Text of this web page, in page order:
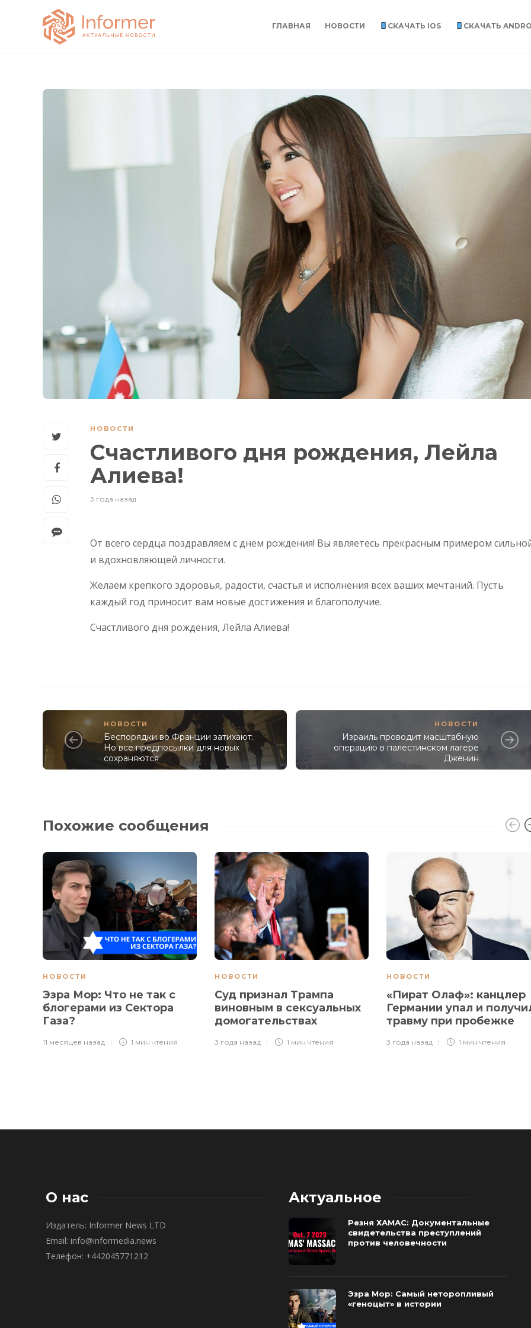
ГЛАВНАЯ НОВОСТИ СКАЧАТЬ IOS СКАЧАТЬ
НОВОСТИ
Счастливого дня рождения, Лейла
Алиева!
3 года назад
От всего сердца поздравляем с днем рождения! Вы являетесь прекрасным примером
и вдохновляющей личности.
Желаем крепкого здоровья, радости, счастья и исполнения всех ваших мечтаний. Пусть
каждый год приносит вам новые достижения и благополучие.
Счастливого дня рождения, Лейла Алиева!
НОВОСТИ
Беспорядки во Франции затихают.
Но все предпосылки для новых
сохраняются
НОВОСТИ
Израиль проводит масштабную
операцию в палестинском лагере
Дженин
Похожие сообщения
НОВОСТИ
Эзра Мор: Что не так с
блогерами из Сектора
Газа?
11 месяцев назад 1 мин чтения
НОВОСТИ
Суд признал Трампа
виновным в сексуальных
домогательствах
3 года назад 1 мин чтения
НОВОСТИ
«Пират Олаф»: канцлер
Германии упал и
травму при пробежке
3 года назад 1 мин чтения
О нас
Издатель: Informer News LTD
Email: info@informedia.news
Телефон: +442045771212
Актуальное
Резня ХАМАС: Документальные
свидетельства преступлений
против человечности
Эзра Мор: Самый неторопливый
«геноцыт» в истории